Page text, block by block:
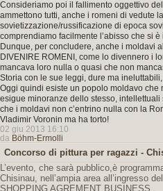
Consideriamo poi il fallimento oggettivo
ammettono tutti, anche i romeni di vedute
sovietizzazione/russificazione di epoca
comprendiamo facilmente l’abisso che si
Dunque, per concludere, anche i moldavi
DIVENIRE ROMENI, come lo divennero i
mancava loro nulla o quasi che non
Storia con le sue leggi, dure ma
Oggi quindi esiste un popolo moldavo
esigue minoranze dello stesso,
che i moldavi non c’entrino nulla con la
Vladimir Voronin ma ha torto!
02 giu 2013 16:10
da Böhm-Ermolli
Concorso di pittura per ragazzi -
L’evento, che sarà pubblico,è
Chisinau, nell’ampia area all’ingresso
SHOPPING AGREMENT BUSINESS.